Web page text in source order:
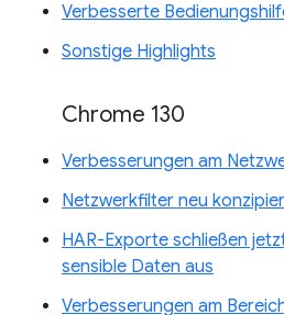
Verbesserte
Sonstige Highlights
Chrome 130
Verbesserungen am
Netzwerkfilter neu
HAR-Exporte schließen
sensible Daten aus
Verbesserungen am